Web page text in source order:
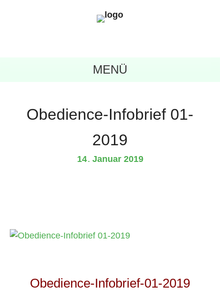
MENÜ
Obedience-Infobrief 01-
2019
14 . Januar 2019
Obedience-Infobrief-01-2019